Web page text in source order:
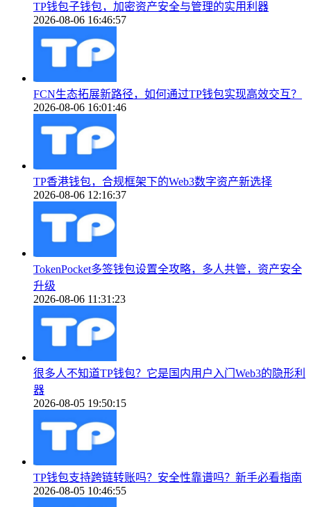
TP钱包子钱包，加密资产安全与管理的实用利器
2026-08-06 16:46:57
FCN生态拓展新路径，如何通过TP钱包实现高效交互？
2026-08-06 16:01:46
TP香港钱包，合规框架下的Web3数字资产新选择
2026-08-06 12:16:37
TokenPocket多签钱包设置全攻略，多人共管，资产安全
升级
2026-08-06 11:31:23
很多人不知道TP钱包？它是国内用户入门Web3的隐形利
器
2026-08-05 19:50:15
TP钱包支持跨链转账吗？安全性靠谱吗？新手必看指南
2026-08-05 10:46:55